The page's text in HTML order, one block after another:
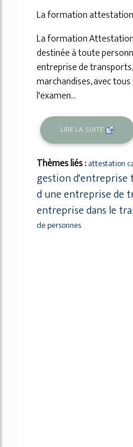
La formation
La formation
destinée à toute
entreprise de
marchandises, avec
l'examen...
LIRE LA SUITE
Thèmes liés :attestation
gestion
d une entreprise de
entreprise dans le
de personnes